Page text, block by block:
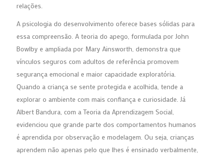
relações.
A psicologia do desenvolvimento oferece bases sólidas para
essa compreensão. A teoria do apego, formulada por John
Bowlby e ampliada por Mary Ainsworth, demonstra que
vínculos seguros com adultos de referência promovem
segurança emocional e maior capacidade exploratória.
Quando a criança se sente protegida e acolhida, tende a
explorar o ambiente com mais confiança e curiosidade. Já
Albert Bandura, com a Teoria da Aprendizagem Social,
evidenciou que grande parte dos comportamentos humanos
é aprendida por observação e modelagem. Ou seja, crianças
aprendem não apenas pelo que lhes é ensinado verbalmente,